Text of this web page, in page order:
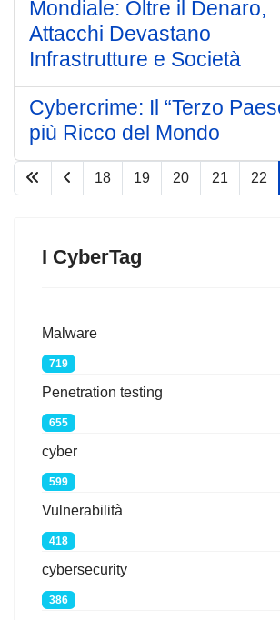
Mondiale: Oltre il Denaro,
Attacchi Devastano
Infrastrutture e Società
Cybercrime: Il “Terzo
più Ricco del Mondo
18 19 20 21 22
I CyberTag
Malware
719
Penetration testing
655
cyber
599
Vulnerabilità
418
cybersecurity
386